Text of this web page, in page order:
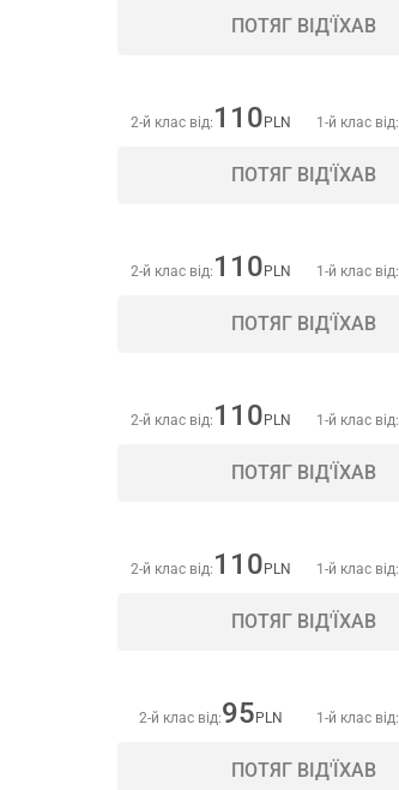
ПОТЯГ ВІД'ЇХАВ
2-й клас від: 110 PLN 1-й клас від:
ПОТЯГ ВІД'ЇХАВ
2-й клас від: 110 PLN 1-й клас від:
ПОТЯГ ВІД'ЇХАВ
2-й клас від: 110 PLN 1-й клас від:
ПОТЯГ ВІД'ЇХАВ
2-й клас від: 110 PLN 1-й клас від:
ПОТЯГ ВІД'ЇХАВ
2-й клас від:95 PLN 1-й клас від:
ПОТЯГ ВІД'ЇХАВ